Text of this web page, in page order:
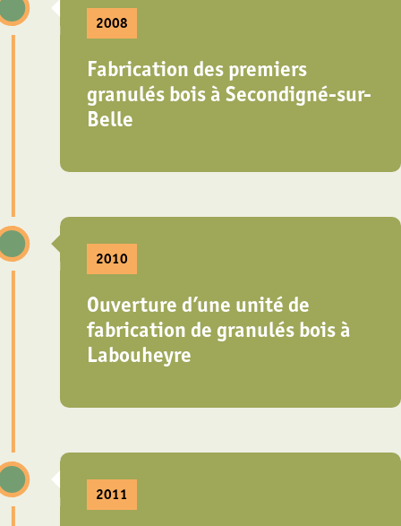
2008
Fabrication des premiers
granulés bois à Secondigné-sur-
Belle
2010
Ouverture d’une unité de
fabrication de granulés bois à
Labouheyre
2011